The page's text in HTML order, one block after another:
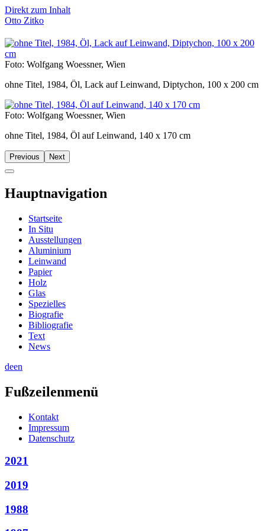
Direkt zum Inhalt
Otto Zitko
Foto: Wolfgang Woessner, Wien
ohne Titel, 1984, Öl, Lack auf Leinwand, Diptychon, 100 x 200 cm
Foto: Wolfgang Woessner, Wien
ohne Titel, 1984, Öl auf Leinwand, 140 x 170 cm
Previous Next
Hauptnavigation
Startseite
In Situ
Ausstellungen
Aluminium
Leinwand
Papier
Holz
Glas
Spezielles
Biografie
Bibliografie
Text
News
deen
Fußzeilenmenü
Kontakt
Impressum
Datenschutz
2021
2019
1988